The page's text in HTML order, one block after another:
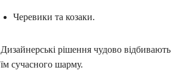
Черевики та козаки.
Дизайнерські рішення чудово
їм сучасного шарму.